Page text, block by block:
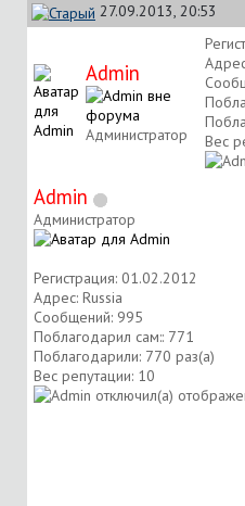
27.09.2013, 20:53
Аdmin
Администратор
Вес
Аdmin
Администратор
Регистрация: 01.02.2012
Адрес: Russia
Сообщений: 995
Поблагодарил сам:: 771
Поблагодарили: 770 раз(а)
Вес репутации: 10